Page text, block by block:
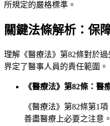
所規定的嚴格標準。
關鍵法條解析：保
理解《醫療法》第82條對於
界定了醫事人員的責任範圍。
《醫療法》第82條：醫
《醫療法》第82條第1
善盡醫療上必要之注意